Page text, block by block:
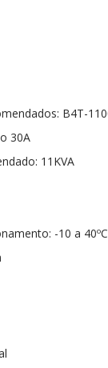
B4T-
30A
11KVA
-10 a 40ºC